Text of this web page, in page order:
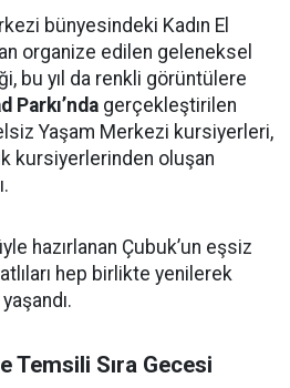
bünyesindeki Kadın El
organize edilen geleneksel
bu yıl da renkli görüntülere
Parkı’nda gerçekleştirilen
Yaşam Merkezi kursiyerleri,
kursiyerlerinden oluşan
hazırlanan Çubuk’un eşsiz
hep birlikte yenilerek
Temsili Sıra Gecesi